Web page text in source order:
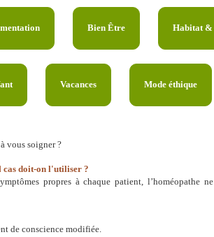
Bien Être Habitat
Vacances Mode éthique
vous soigner ?
cas doit-on l'utiliser ?
propres à chaque patient, l’homéopathe
de conscience modifiée.